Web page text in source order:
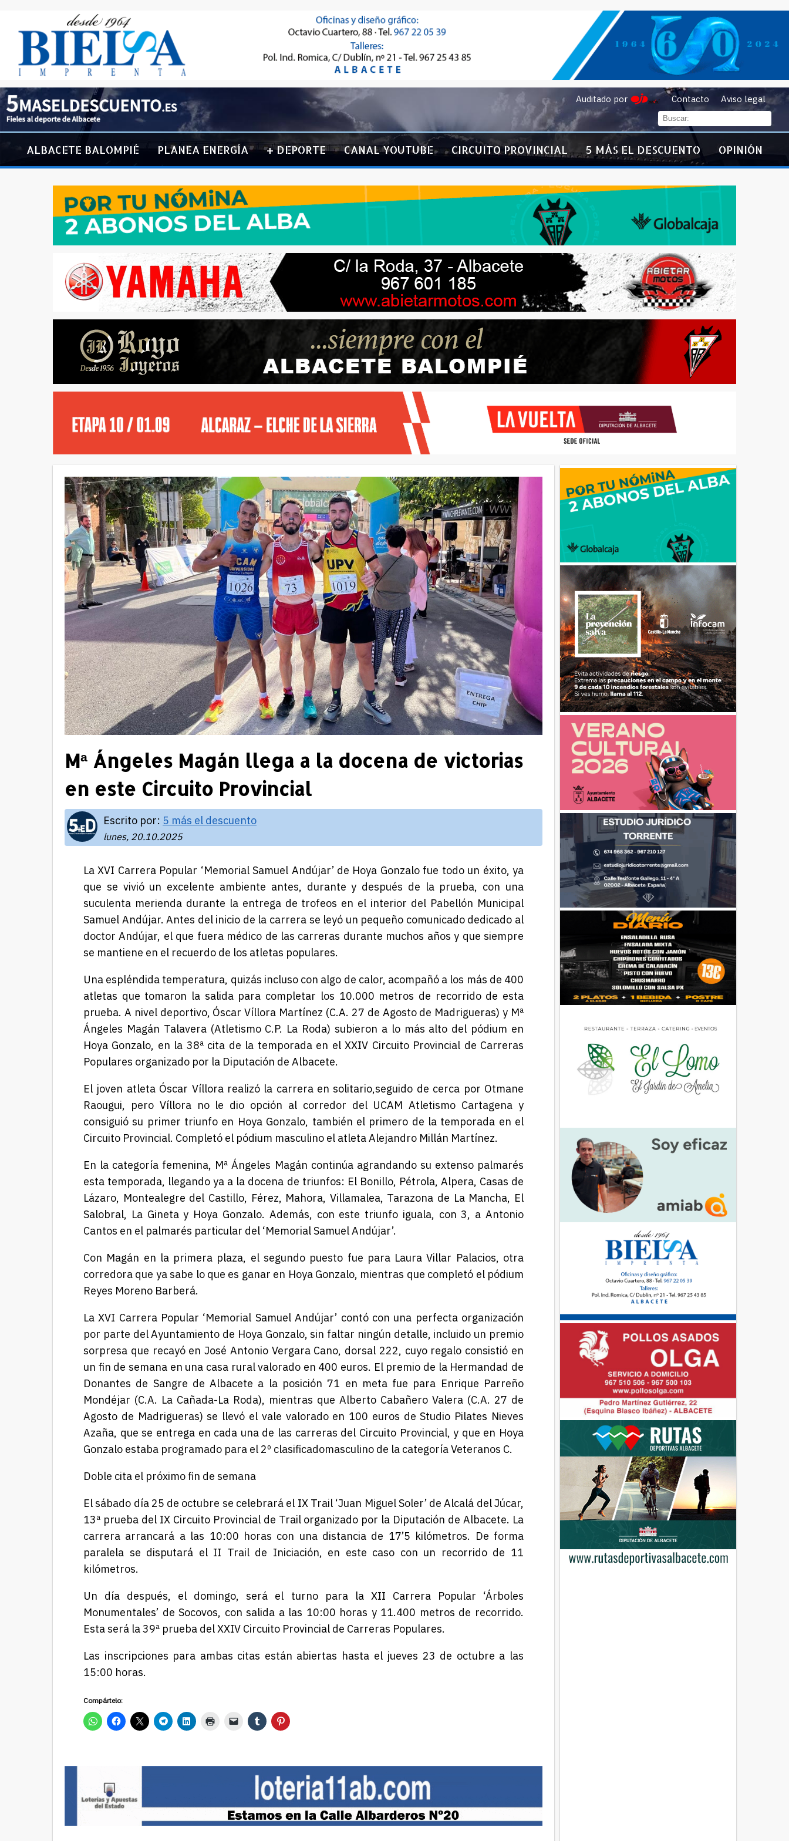
Auditado por Contacto Aviso legal
ALBACETE BALOMPIÉ PLANEA ENERGÍA + DEPORTE CANAL YOUTUBE CIRCUITO PROVINCIAL 5 MÁS EL DESCUENTO OPINIÓN
Mª Ángeles Magán llega a la docena de victorias
en este Circuito Provincial
Escrito por: 5 más el descuento
lunes, 20.10.2025
La XVI Carrera Popular ‘Memorial Samuel Andújar’ de Hoya Gonzalo fue todo un éxito, ya
que se vivió un excelente ambiente antes, durante y después de la prueba, con una
suculenta merienda durante la entrega de trofeos en el interior del Pabellón Municipal
Samuel Andújar. Antes del inicio de la carrera se leyó un pequeño comunicado dedicado al
doctor Andújar, el que fuera médico de las carreras durante muchos años y quesiempre
se mantiene en el recuerdo de los atletas populares.
Una espléndida temperatura, quizás incluso con algo de calor, acompañó a los más de 400
atletas que tomaron la salida para completar los 10.000 metros de recorrido de esta
prueba. A nivel deportivo, Óscar Víllora Martínez (C.A. 27 de Agosto de Madrigueras) y Mª
Ángeles Magán Talavera (Atletismo C.P. La Roda) subieron a lo más alto del pódium en
Hoya Gonzalo, en la 38ª cita de la temporada en el XXIV Circuito Provincial de Carreras
Populares organizado por la Diputación de Albacete.
El joven atleta Óscar Víllorarealizó la carrera en solitario,seguido de cerca por Otmane
Raougui, pero Víllorano le dio opción al corredor del UCAM Atletismo Cartagena y
consiguiósu primer triunfo en Hoya Gonzalo, también el primero de la temporada en el
Circuito Provincial. Completó el pódium masculino el atleta Alejandro Millán Martínez.
En la categoría femenina, Mª Ángeles Magán continúa agrandando su extenso palmarés
esta temporada, llegando ya a la docena de triunfos: El Bonillo, Pétrola, Alpera, Casas de
Lázaro, Montealegre del Castillo, Férez, Mahora, Villamalea, Tarazona de La Mancha, El
Salobral, La Gineta y Hoya Gonzalo. Además, con este triunfo iguala, con 3, a Antonio
Cantos en el palmarés particular del ‘Memorial Samuel Andújar’.
Con Magán en la primera plaza, el segundo puesto fue para Laura Villar Palacios, otra
corredora que ya sabe lo que es ganar en Hoya Gonzalo, mientras que completó el pódium
Reyes Moreno Barberá.
La XVI Carrera Popular ‘Memorial Samuel Andújar’ contó con una perfecta organización
por parte del Ayuntamiento de Hoya Gonzalo, sin faltar ningún detalle, incluido un premio
sorpresa que recayó en José Antonio Vergara Cano, dorsal 222, cuyo regalo consistió en
un fin de semana en una casa ruralvalorado en 400 euros. El premio de la Hermandad de
Donantes de Sangre de Albacete a la posición 71 en meta fue para Enrique Parreño
Mondéjar (C.A. La Cañada-La Roda), mientras que Alberto Cabañero Valera (C.A. 27 de
Agosto de Madrigueras)se llevó el vale valorado en 100 euros de Studio Pilates Nieves
Azaña, que se entrega en cada una de las carreras del Circuito Provincial, y que en Hoya
Gonzalo estaba programado para el 2º clasificadomasculino de la categoría Veteranos C.
Doble cita el próximo fin de semana
El sábado día 25 de octubre se celebrará el IX Trail ‘Juan Miguel Soler’ de Alcalá del Júcar,
13ª prueba del IX Circuito Provincial de Trail organizado por la Diputación de Albacete. La
carrera arrancará a las 10:00 horas con una distancia de 17’5 kilómetros. De forma
paralela se disputará el II Trail de Iniciación, en este caso con un recorrido de 11
kilómetros.
Un día después, el domingo, será el turno para la XII Carrera Popular ‘Árboles
Monumentales’ de Socovos, con salida a las 10:00 horas y 11.400 metros de recorrido.
Esta será la 39ª prueba delXXIV Circuito Provincial de Carreras Populares.
Las inscripciones para ambas citas están abiertas hasta el jueves 23 de octubre a las
15:00 horas.
Compártelo: